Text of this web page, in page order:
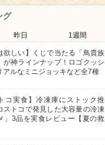
グ
昨日 1週間
欲しい】くじで当たる「鳥貴族
が神ラインナップ！ロゴクッシ
アルなミニジョッキなど全7種
コ実食】冷凍庫にストック推
ストコで発見した大容量の冷凍
」3品を実食レビュー【夏の救